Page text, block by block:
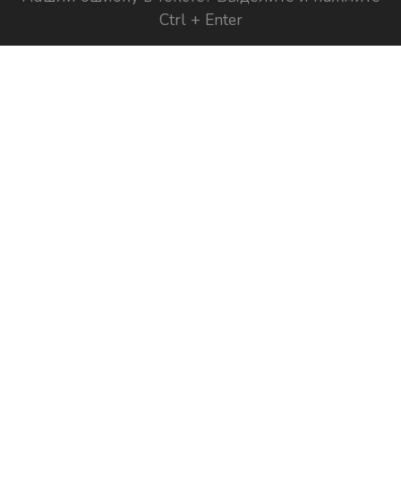
Ctrl + Enter